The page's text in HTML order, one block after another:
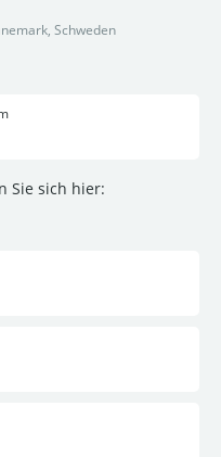
Schweden
Sie sich hier: